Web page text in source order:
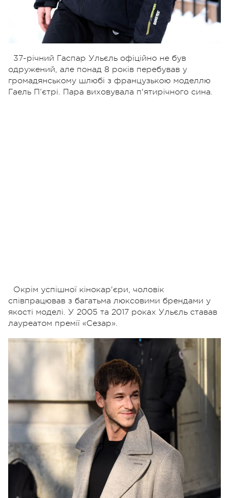
37-річний Гаспар Ульєль офіційно не був
одружений, але понад 8 років перебував у
громадянському шлюбі з французькою моделлю
Гаель П’єтрі. Пара виховувала п'ятирічного сина.
Окрім успішної кінокар'єри, чоловік
співпрацював з багатьма люксовими брендами у
якості моделі. У 2005 та 2017 роках Ульєль ставав
лауреатом премії «Сезар».